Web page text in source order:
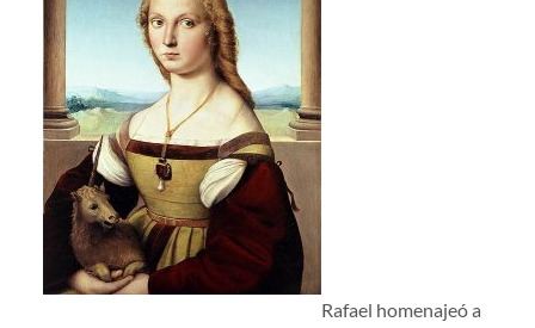
Rafael homenajeó a